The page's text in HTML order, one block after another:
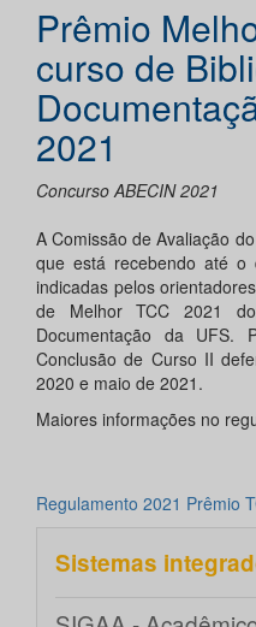
Prêmio
curso de
2021
Concurso ABECIN 2021
A Comissão de Avaliação
que está recebendo até o
indicadas pelos
de Melhor TCC 2021
Documentação da UFS.
Conclusão de Curso II
2020 e maio de 2021.
Maiores informações no
Regulamento 2021 Prêmio
Sistemas